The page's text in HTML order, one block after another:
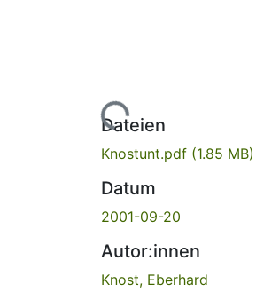
Lade...
Dateien
Knostunt.pdf (1.85 MB)
Datum
2001-09-20
Autor:innen
Knost, Eberhard